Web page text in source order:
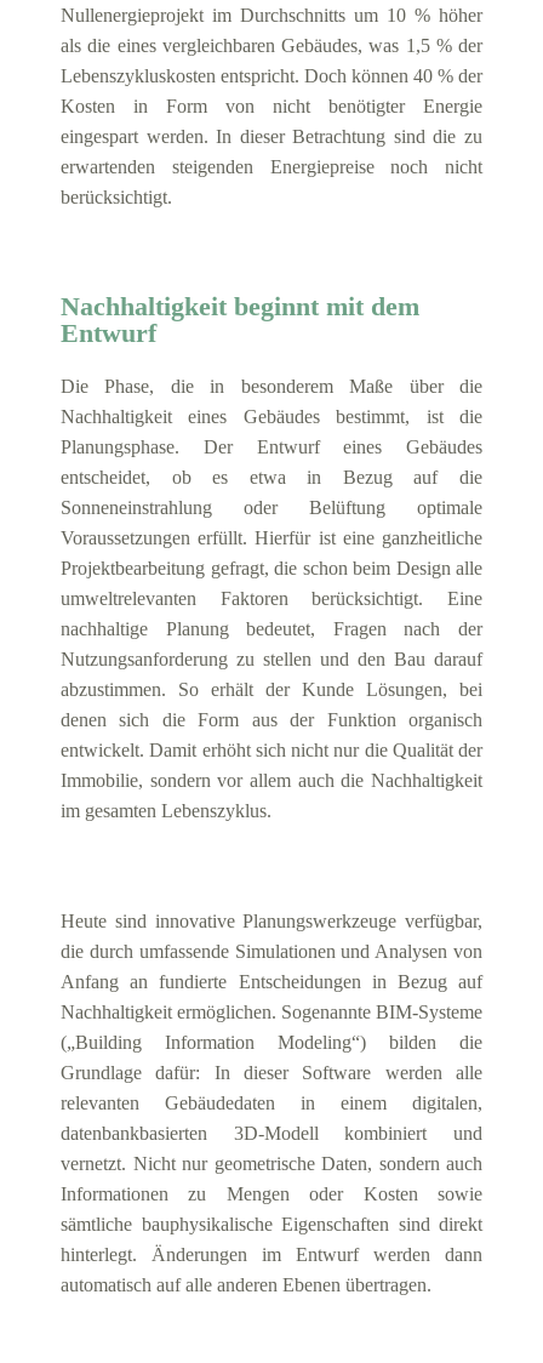
Nullenergieprojekt im Durchschnitts um 10 % höher
als die eines vergleichbaren Gebäudes, was 1,5 % der
Lebenszykluskosten entspricht. Doch können 40 % der
Kosten in Form von nicht benötigter Energie
eingespart werden. In dieser Betrachtung sind die zu
erwartenden steigenden Energiepreise noch nicht
berücksichtigt.
Nachhaltigkeit beginnt mit dem
Entwurf
Die Phase, die in besonderem Maße über die
Nachhaltigkeit eines Gebäudes bestimmt, ist die
Planungsphase. Der Entwurf eines Gebäudes
entscheidet, ob es etwa in Bezug auf die
Sonneneinstrahlung oder Belüftung optimale
Voraussetzungen erfüllt. Hierfür ist eine ganzheitliche
Projektbearbeitung gefragt, die schon beim Design alle
umweltrelevanten Faktoren berücksichtigt. Eine
nachhaltige Planung bedeutet, Fragen nach der
Nutzungsanforderung zu stellen und den Bau darauf
abzustimmen. So erhält der Kunde Lösungen, bei
denen sich die Form aus der Funktion organisch
entwickelt. Damit erhöht sich nicht nur die Qualität der
Immobilie, sondern vor allem auch die Nachhaltigkeit
im gesamten Lebenszyklus.
Heute sind innovative Planungswerkzeuge verfügbar,
die durch umfassende Simulationen und Analysen von
Anfang an fundierte Entscheidungen in Bezug auf
Nachhaltigkeit ermöglichen. Sogenannte BIM-Systeme
(„Building Information Modeling“) bilden die
Grundlage dafür: In dieser Software werden alle
relevanten Gebäudedaten in einem digitalen,
datenbankbasierten 3D-Modell kombiniert und
vernetzt. Nicht nur geometrische Daten, sondern auch
Informationen zu Mengen oder Kosten sowie
sämtliche bauphysikalische Eigenschaften sind direkt
hinterlegt. Änderungen im Entwurf werden dann
automatisch auf alle anderen Ebenen übertragen.